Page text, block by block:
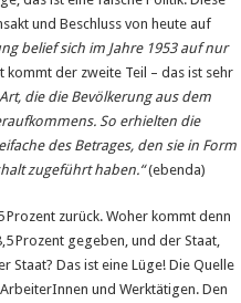
und Beschluss von heute auf
belief sich im Jahre 1953 auf nur
kommt der zweite Teil – das ist sehr
die die Bevölkerung aus dem
So erhielten die
des Betrages, den sie in Form
zugeführt haben.“(ebenda)
zurück. Woher kommt denn
Prozent gegeben, und der Staat,
Staat? Das ist eine Lüge! Die Quelle
und Werktätigen. Den